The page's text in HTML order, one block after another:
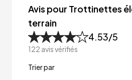
Avis pour Trottinettes
terrain
4.53/5
122 avis vérifiés
Trier par